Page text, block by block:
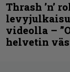
Thrash ’n’
videolla –
helvetin